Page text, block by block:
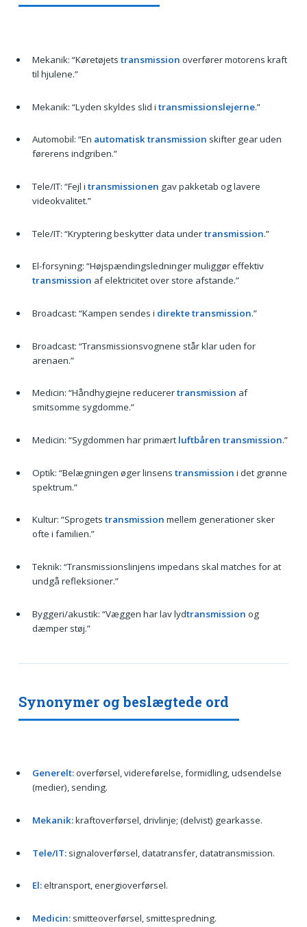
Mekanik: “Køretøjets transmission overfører motorens kraft
til hjulene.”
Mekanik: “Lyden skyldes slid i transmissionslejerne.”
Automobil: “En automatisk transmission skifter gear uden
førerens indgriben.”
Tele/IT: “Fejl i transmissionen gav pakketab og lavere
videokvalitet.”
Tele/IT: “Kryptering beskytter data undertransmission.”
El-forsyning: “Højspændingsledninger muliggør effektiv
transmission af elektricitet over store afstande.”
Broadcast: “Kampen sendes i direkte transmission.”
Broadcast: “Transmissionsvognene står klar uden for
arenaen.”
Medicin: “Håndhygiejne reducerertransmission af
smitsomme sygdomme.”
Medicin: “Sygdommen har primært luftbåren transmission.”
Optik: “Belægningen øger linsens transmission i det grønne
spektrum.”
Kultur: “Sprogets transmission mellem generationer sker
ofte i familien.”
Teknik: “Transmissionslinjens impedans skal matches for at
undgå refleksioner.”
Byggeri/akustik: “Væggen har lav lydtransmission og
dæmper støj.”
Synonymer og beslægtede ord
Generelt:overførsel, videreførelse, formidling, udsendelse
(medier), sending.
Mekanik:kraftoverførsel, drivlinje; (delvist) gearkasse.
Tele/IT:signaloverførsel, datatransfer, datatransmission.
El:eltransport, energioverførsel.
Medicin:smitteoverførsel, smittespredning.